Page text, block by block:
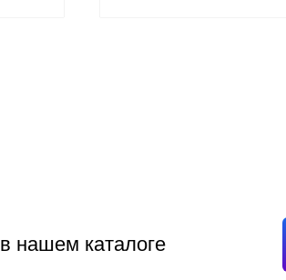
нашем каталоге